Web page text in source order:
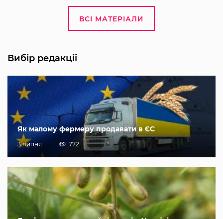
ВСІ МАТЕРІАЛИ
Вибір редакції
Як малому фермеру продавати в ЄС
3 липня 772